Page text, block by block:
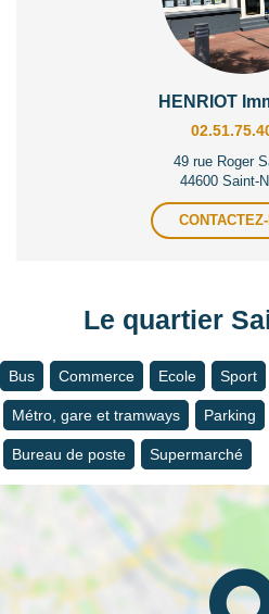
HENRIOT
49 rue Roger
44600 Saint-
Le quartier
Bus Commerce Ecole Sport
Métro, gare et tramways Parking
Bureau de poste Supermarché